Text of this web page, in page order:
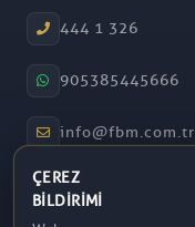
444 1 326
905385445666
info@fbm.com.tr
08:30 – 17:30
ÇEREZ
BILDIRIMI